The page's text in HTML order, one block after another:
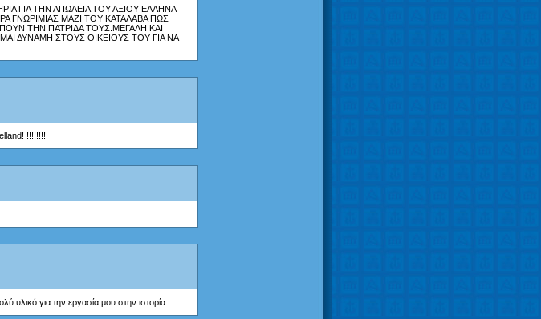
ΓΙΑ ΤΗΝ ΑΠΩΛΕΙΑ ΤΟΥ ΑΞΙΟΥ ΕΛΛΗΝΑ
ΓΝΩΡΙΜΙΑΣ ΜΑΖΙ ΤΟΥ ΚΑΤΑΛΑΒΑ ΠΩΣ
ΤΗΝ ΠΑΤΡΙΔΑ ΤΟΥΣ.ΜΕΓΑΛΗ ΚΑΙ
ΔΥΝΑΜΗ ΣΤΟΥΣ ΟΙΚΕΙΟΥΣ ΤΟΥ ΓΙΑ ΝΑ
!!!!!!!!
υλικό για την εργασία μου στην ιστορία.